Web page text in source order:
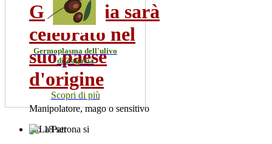
Gigi Scalia sarà
celebrato nel
suo paese
d'origine
Manipolatore, mago o sensitivo
gio 18 set
Germoplasma dell'ulivo
di Zagaria
Scopri di più